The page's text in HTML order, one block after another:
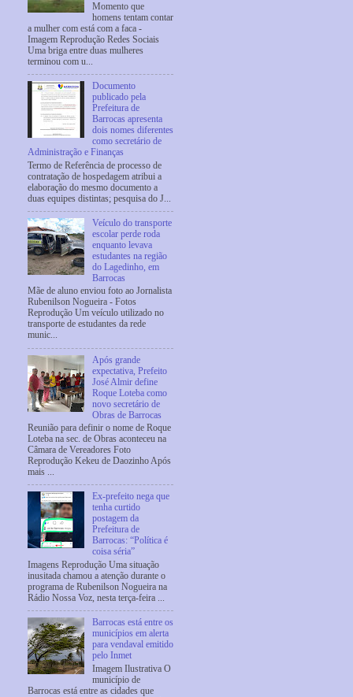
Momento que
homens tentam contar
a mulher com está com a faca -
Imagem Reprodução Redes Sociais
Uma briga entre duas mulheres
terminou com u...
Documento
publicado pela
Prefeitura de
Barrocas apresenta
dois nomes diferentes
como secretário de
Administração e Finanças
Termo de Referência de processo de
contratação de hospedagem atribui a
elaboração do mesmo documento a
duas equipes distintas; pesquisa do J...
Veículo do transporte
escolar perde roda
enquanto levava
estudantes na região
do Lagedinho, em
Barrocas
Mãe de aluno enviou foto ao Jornalista
Rubenilson Nogueira - Fotos
Reprodução Um veículo utilizado no
transporte de estudantes da rede
munic...
Após grande
expectativa, Prefeito
José Almir define
Roque Loteba como
novo secretário de
Obras de Barrocas
Reunião para definir o nome de Roque
Loteba na sec. de Obras aconteceu na
Câmara de Vereadores Foto
Reprodução Kekeu de Daozinho Após
mais ...
Ex-prefeito nega que
tenha curtido
postagem da
Prefeitura de
Barrocas: “Política é
coisa séria”
Imagens Reprodução Uma situação
inusitada chamou a atenção durante o
programa de Rubenilson Nogueira na
Rádio Nossa Voz, nesta terça-feira ...
Barrocas está entre os
municípios em alerta
para vendaval emitido
pelo Inmet
Imagem Ilustrativa O
município de
Barrocas está entre as cidades que